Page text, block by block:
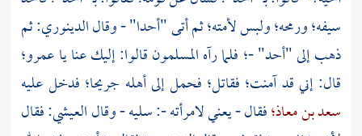
سيفه؛ ورمحه؛ ولبس لأمته؛ ثم أتى"أحدا"- وقالالدينوري:ثم
ذهب إلى"أحد"-؛ فلما رآه المسلمون قالوا: إليك عنا ياعمرو؛
قال: إني قد آمنت؛ فقاتل؛ فحمل إلى أهله جريحا؛ فدخل عليه
سعد بن معاذ؛فقال - يعني لامرأته -: سليه - وقالالعيشي:فقال